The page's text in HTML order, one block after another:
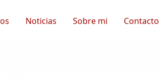
Noticias Sobre mi Contacto